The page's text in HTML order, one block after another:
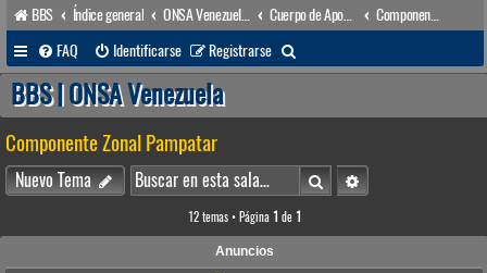
BBS Índice general
FAQ
Identificarse Registrarse
u
a
r
BBS | ONSA Venezuela
Componente Zonal Pampatar
Nuevo Tema BuscarBúsqueda avanzada
12 temas • Página 1 de 1
Anuncios